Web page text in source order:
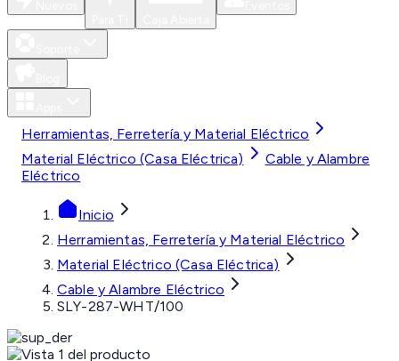
Herramientas, Ferretería y Material Eléctrico
Material Eléctrico (Casa Eléctrica)
Cable y Alambre
Eléctrico
Inicio
Herramientas, Ferretería y Material Eléctrico
Material Eléctrico (Casa Eléctrica)
Cable y Alambre Eléctrico
SLY-287-WHT/100